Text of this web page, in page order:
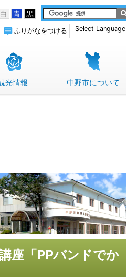
白 青 黒
Select Language
ふりがなをつける
光情報 中野市について
座「PPバンドでか